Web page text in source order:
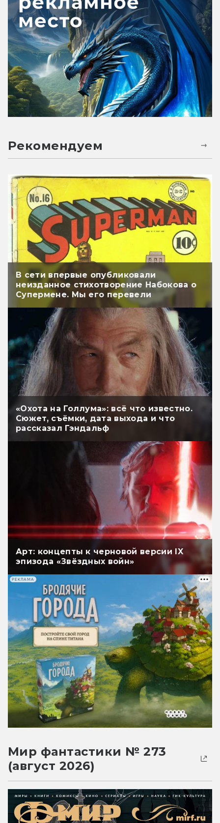
Рекомендуем
В сети впервые опубликовали
неизданное стихотворение Набокова о
Супермене. Мы его перевели
«Охота на Голлума»: всё что известно.
Сюжет, съёмки, дата выхода и что
рассказал Гэндальф
Арт: концепты к черновой версии IX
эпизода «Звёздных войн»
РЕКЛАМА
Мир фантастики № 273
(август 2026)